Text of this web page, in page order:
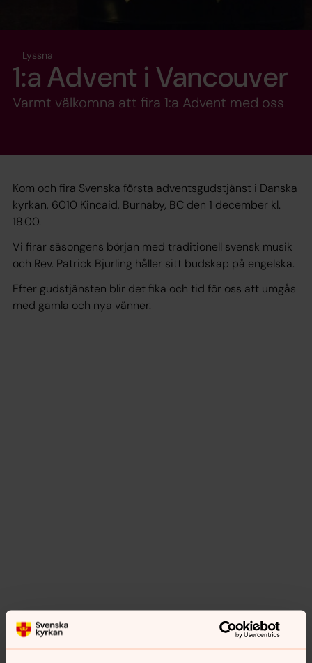
Lyssna
1:a Advent i Vancouver
Varmt välkomna att fira 1:a Advent med oss
Kom och fira Svenska första adventsgudstjänst i Danska
kyrkan, 6010 Kincaid, Burnaby, BC den 1 december kl.
18.00.
Vi firar säsongens början med traditionell svensk musik
och Rev. Patrick Bjurling håller sitt budskap på engelska.
Efter gudstjänsten blir det fika och tid för oss att umgås
med gamla och nya vänner.